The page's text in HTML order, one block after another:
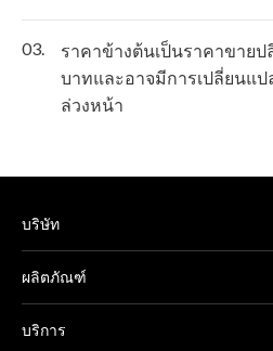
03.
ราคาข้างต้นเป็นราคาขาย
บาทและอาจมีการเปลี่ยนแป
ล่วงหน้า
บริษัท
ผลิตภัณฑ์
บริการ